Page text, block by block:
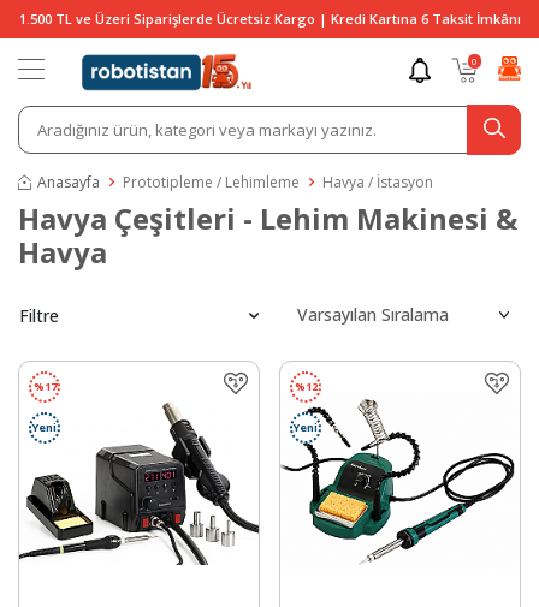
1.500 TL ve Üzeri Siparişlerde Ücretsiz Kargo | Kredi Kartına 6 Taksit İmkânı
0
Anasayfa Prototipleme / Lehimleme Havya / İstasyon
Havya Çeşitleri - Lehim Makinesi &
Havya
Filtre
%17
Yeni
%12
Yeni